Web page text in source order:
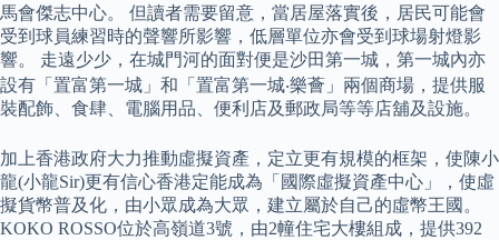
馬會傑志中心。 但讀者需要留意，當居屋落實後，居民可能會
受到球員練習時的聲響所影響，低層單位亦會受到球場射燈影
響。 走遠少少，在城門河的面對便是沙田第一城，第一城內亦
設有「置富第一城」和「置富第一城‧樂薈」兩個商場，提供服
裝配飾、食肆、電腦用品、便利店及郵政局等等店舖及設施。
加上香港政府大力推動虛擬資產，定立更有規模的框架，使陳小
龍(小龍Sir)更有信心香港定能成為「國際虛擬資產中心」，使虛
擬貨幣普及化，由小眾成為大眾，建立屬於自己的虛幣王國。
KOKO ROSSO位於高嶺道3號，由2幢住宅大樓組成，提供392